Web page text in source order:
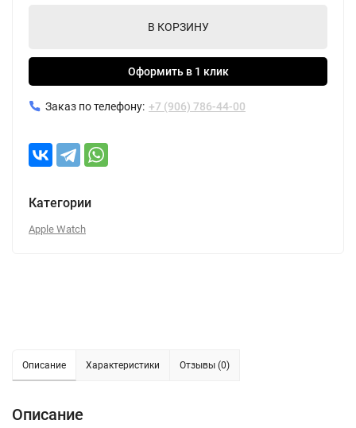
В КОРЗИНУ
Оформить в 1 клик
Заказ по телефону: +7 (906) 786-44-00
Категории
Apple Watch
Описание Характеристики Отзывы (0)
Описание